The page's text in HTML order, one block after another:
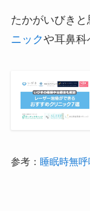
たかがいびき
ニックや耳鼻科
参考： 睡眠時無